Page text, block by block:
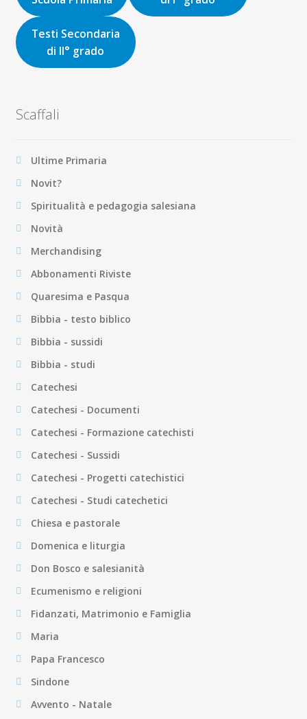
Testi Secondaria
di II° grado
Scaffali
Ultime Primaria
Novit?
Spiritualità e pedagogia salesiana
Novità
Merchandising
Abbonamenti Riviste
Quaresima e Pasqua
Bibbia - testo biblico
Bibbia - sussidi
Bibbia - studi
Catechesi
Catechesi - Documenti
Catechesi - Formazione catechisti
Catechesi - Sussidi
Catechesi - Progetti catechistici
Catechesi - Studi catechetici
Chiesa e pastorale
Domenica e liturgia
Don Bosco e salesianità
Ecumenismo e religioni
Fidanzati, Matrimonio e Famiglia
Maria
Papa Francesco
Sindone
Avvento - Natale